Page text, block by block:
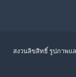
สงวนลิขสิทธิ์ รูปภาพแ